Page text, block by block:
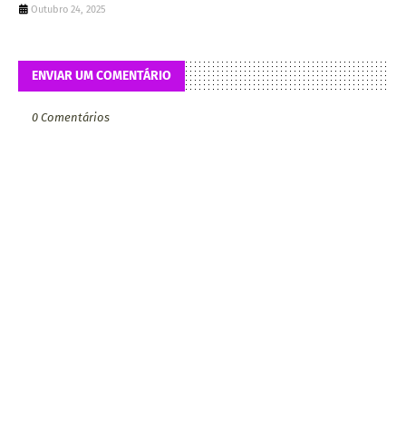
Outubro 24, 2025
ENVIAR UM COMENTÁRIO
0 Comentários